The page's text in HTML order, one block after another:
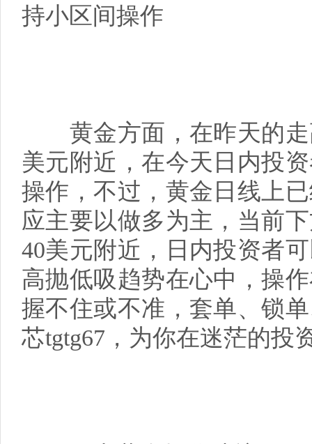
持小区间操作
黄金方面，在昨天的走
美元附近，在今天日内投
操作，不过，黄金日线上
应主要以做多为主，当前
40美元附近，日内投资者
高抛低吸趋势在心中，操
握不住或不准，套单、锁
芯tgtg67，为你在迷茫的投